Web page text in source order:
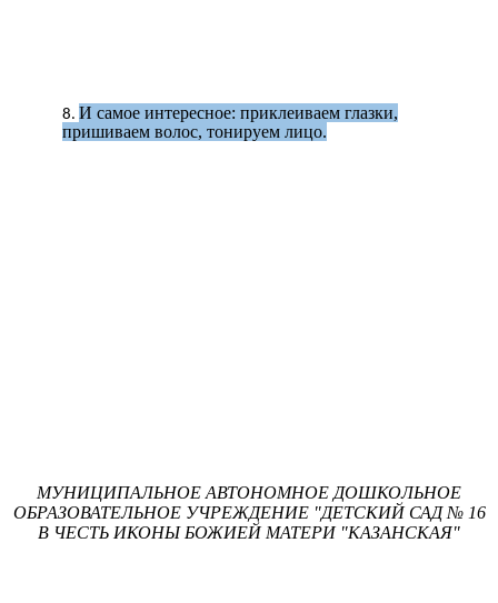
И самое интересное: приклеиваем глазки,
пришиваем волос, тонируем лицо.
МУНИЦИПАЛЬНОЕ АВТОНОМНОЕ ДОШКОЛЬНОЕ
ОБРАЗОВАТЕЛЬНОЕ УЧРЕЖДЕНИЕ "ДЕТСКИЙ САД № 16
В ЧЕСТЬ ИКОНЫ БОЖИЕЙ МАТЕРИ "КАЗАНСКАЯ"